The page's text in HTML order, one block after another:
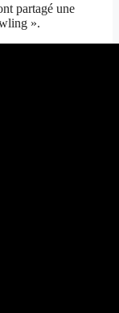
partagé une
».